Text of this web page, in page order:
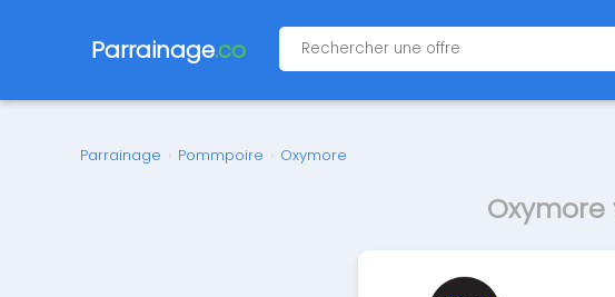
Parrainage.co
Parrainage › Pommpoire › Oxymore